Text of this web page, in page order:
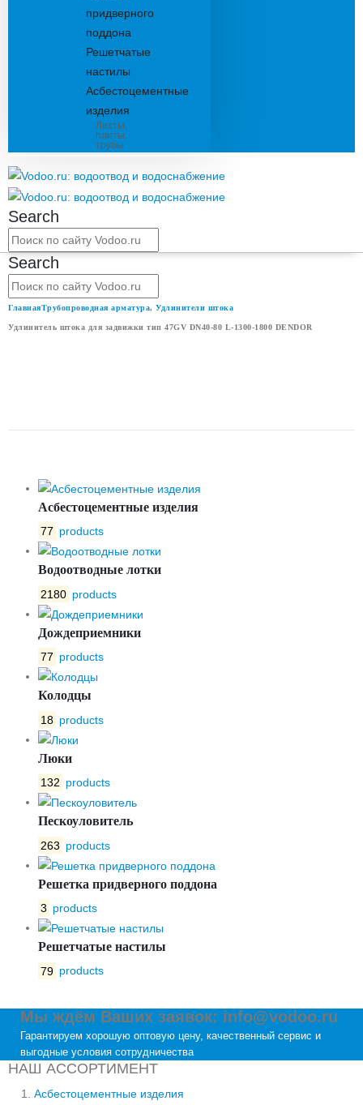
придверного
поддона
Решетчатые
настилы
Асбестоцементные
изделия
Листы,
плиты,
трубы
Search
Search
ГлавнаяТрубопроводная арматура, Удлинители штока
Удлинитель штока для задвижки тип 47GV DN40-80 L-1300-1800 DENDOR
Асбестоцементные изделия
77 products
Водоотводные лотки
2180 products
Дождеприемники
77 products
Колодцы
18 products
Люки
132 products
Пескоуловитель
263 products
Решетка придверного поддона
3 products
Решетчатые настилы
79 products
Мы ждём Ваших заявок: info@vodoo.ru
Гарантируем хорошую оптовую цену, качественный сервис и
выгодные условия сотрудничества
НАШ АССОРТИМЕНТ
Асбестоцементные изделия